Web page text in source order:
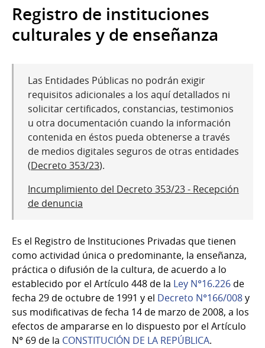
Registro de instituciones
culturales y de enseñanza
Las Entidades Públicas no podrán exigir
requisitos adicionales a los aquí detallados ni
solicitar certificados, constancias, testimonios
u otra documentación cuando la información
contenida en éstos pueda obtenerse a través
de medios digitales seguros de otras entidades
(Decreto 353/23).
Incumplimiento del Decreto 353/23 - Recepción
de denuncia
Es el Registro de Instituciones Privadas que tienen
como actividad única o predominante, la enseñanza,
práctica o difusión de la cultura, de acuerdo a lo
establecido por el Artículo 448 de la Ley N°16.226 de
fecha 29 de octubre de 1991 y el Decreto N°166/008y
sus modificativas de fecha 14 de marzo de 2008, a los
efectos de ampararse en lo dispuesto por el Artículo
N° 69 de la CONSTITUCIÓN DE LA REPÚBLICA.